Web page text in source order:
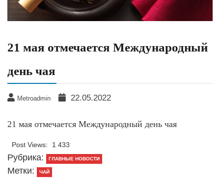
21 мая отмечается Международный
день чая
Metroadmin 22.05.2022
21 мая отмечается Международный день чая
Post Views: 1 433
Рубрика: ГЛАВНЫЕ НОВОСТИ
Метки: ЧАЙ